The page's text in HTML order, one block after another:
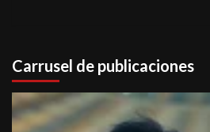
Carrusel de publicaciones